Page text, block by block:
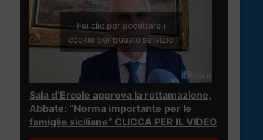
Fai clic per accettare i
cookie per questo servizio
Sala d’Ercole approva la rottamazione,
Abbate: “Norma importante per le
famiglie siciliane” CLICCA PER IL VIDEO